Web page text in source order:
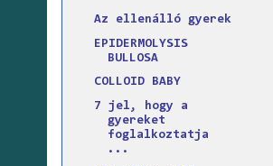
Az ellenálló gyerek
EPIDERMOLYSIS
BULLOSA
COLLOID BABY
7 jel, hogy a
gyereket
foglalkoztatja
...